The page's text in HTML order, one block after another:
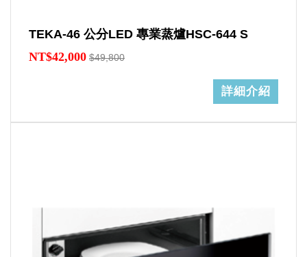
TEKA-46 公分LED 專業蒸爐HSC-644 S
NT$42,000 $49,800
詳細介紹